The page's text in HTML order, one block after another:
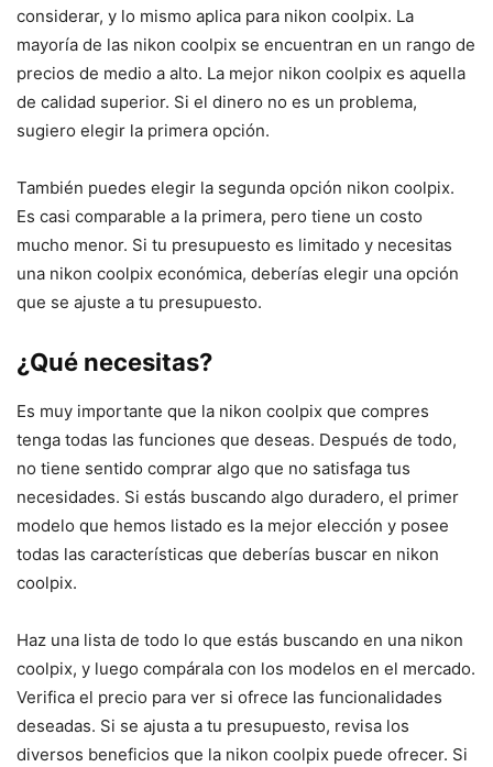
considerar, y lo mismo aplica para nikon coolpix. La
mayoría de las nikon coolpix se encuentran en un rango de
precios de medio a alto. La mejor nikon coolpix es aquella
de calidad superior. Si el dinero no es un problema,
sugiero elegir la primera opción.
También puedes elegir la segunda opción nikon coolpix.
Es casi comparable a la primera, pero tiene un costo
mucho menor. Si tu presupuesto es limitado y necesitas
una nikon coolpix económica, deberías elegir una opción
que se ajuste a tu presupuesto.
¿Qué necesitas?
Es muy importante que la nikon coolpix que compres
tenga todas las funciones que deseas. Después de todo,
no tiene sentido comprar algo que no satisfaga tus
necesidades. Si estás buscando algo duradero, el primer
modelo que hemos listado es la mejor elección y posee
todas las características que deberías buscar en nikon
coolpix.
Haz una lista de todo lo que estás buscando en una nikon
coolpix, y luego compárala con los modelos en el mercado.
Verifica el precio para ver si ofrece las funcionalidades
deseadas. Si se ajusta a tu presupuesto, revisa los
diversos beneficios que la nikon coolpix puede ofrecer. Si